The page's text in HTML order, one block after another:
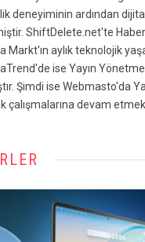
deneyiminin ardından dijital
ShiftDelete.net'te
Markt'ın aylık teknolojik
ise Yayın
Şimdi ise Webmasto'da
çalışmalarına devam